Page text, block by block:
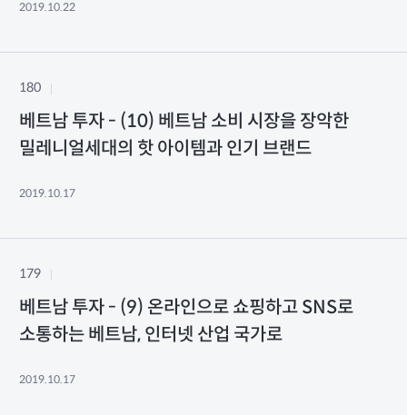
2019.10.22
180
베트남 투자 - (10) 베트남 소비 시장을 장악한
밀레니얼세대의 핫 아이템과 인기 브랜드
2019.10.17
179
베트남 투자 - (9) 온라인으로 쇼핑하고 SNS로
소통하는 베트남, 인터넷 산업 국가로
2019.10.17